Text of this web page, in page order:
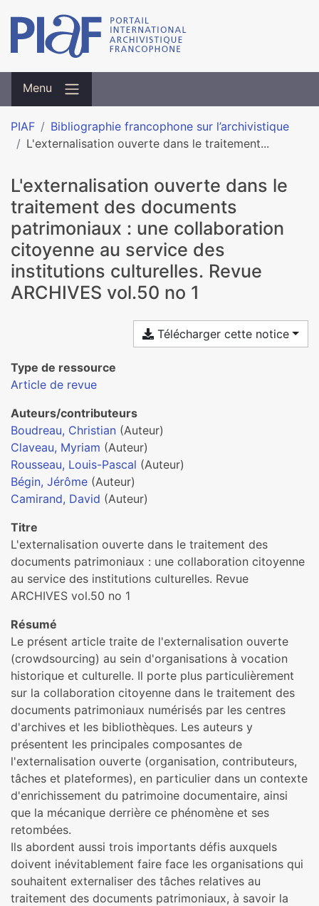
Menu
PIAF
Bibliographie francophone sur l’archivistique
L'externalisation ouverte dans le traitement...
L'externalisation ouverte dans le
traitement des documents
patrimoniaux : une collaboration
citoyenne au service des
institutions culturelles. Revue
ARCHIVES vol.50 no 1
Télécharger cette notice
Type de ressource
Article de revue
Auteurs/contributeurs
Boudreau, Christian (Auteur)
Claveau, Myriam (Auteur)
Rousseau, Louis-Pascal (Auteur)
Bégin, Jérôme (Auteur)
Camirand, David (Auteur)
Titre
L'externalisation ouverte dans le traitement des
documents patrimoniaux : une collaboration citoyenne
au service des institutions culturelles. Revue
ARCHIVES vol.50 no 1
Résumé
Le présent article traite de l'externalisation ouverte
(crowdsourcing) au sein d'organisations à vocation
historique et culturelle. Il porte plus particulièrement
sur la collaboration citoyenne dans le traitement des
documents patrimoniaux numérisés par les centres
d'archives et les bibliothèques. Les auteurs y
présentent les principales composantes de
l'externalisation ouverte (organisation, contributeurs,
tâches et plateformes), en particulier dans un contexte
d'enrichissement du patrimoine documentaire, ainsi
que la mécanique derrière ce phénomène et ses
retombées.
Ils abordent aussi trois importants défis auxquels
doivent inévitablement faire face les organisations qui
souhaitent externaliser des tâches relatives au
traitement des documents patrimoniaux, à savoir la